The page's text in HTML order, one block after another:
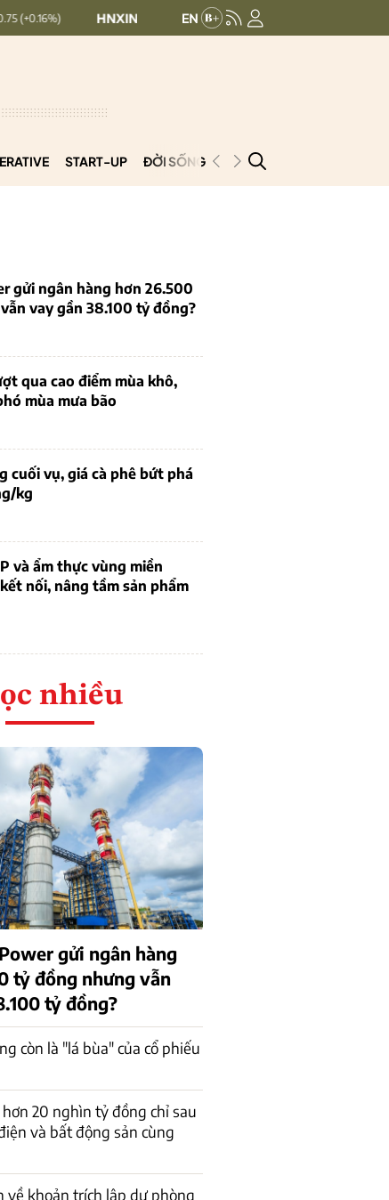
HNXINDEX:296.28 4.92 (1.63%) UPCOMINDEX:
START-UP ĐỜI SỐNG PODCAST
gửi ngân hàng hơn 26.500
vay gần 38.100 tỷ đồng?
qua cao điểm mùa khô,
mùa mưa bão
cuối vụ, giá cà phê bứt phá
kg
và ẩm thực vùng miền
nối, nâng tầm sản phẩm
nhiều
gửi ngân hàng
tỷ đồng nhưng vẫn
tỷ đồng?
còn là "lá bùa" của cổ phiếu
20 nghìn tỷ đồng chỉ sau
và bất động sản cùng
về khoản trích lập dự phòng